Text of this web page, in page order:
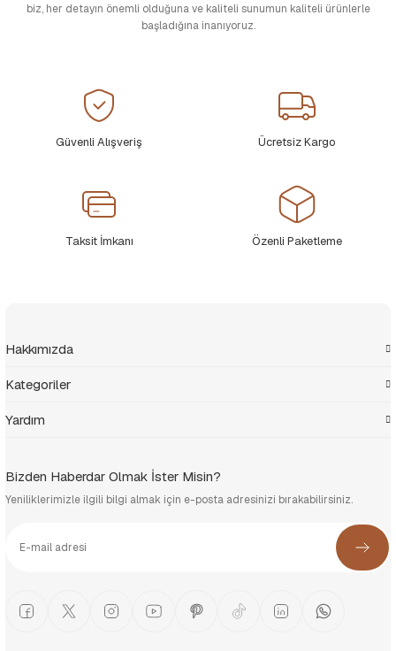
biz, her detayın önemli olduğuna ve kaliteli sunumun kaliteli ürünlerle
başladığına inanıyoruz.
Güvenli Alışveriş Ücretsiz Kargo
Taksit İmkanı Özenli Paketleme
Hakkımızda
Kategoriler
Yardım
Bizden Haberdar Olmak İster Misin?
Yeniliklerimizle ilgili bilgi almak için e-posta adresinizi bırakabilirsiniz.